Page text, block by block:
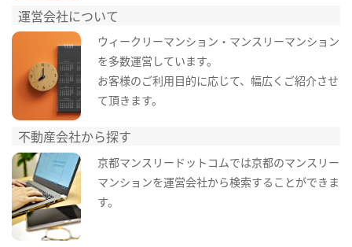
運営会社について
ウィークリーマンション・マンスリーマンション
を多数運営しています。
お客様のご利用目的に応じて、幅広くご紹介させ
て頂きます。
不動産会社から探す
京都マンスリードットコムでは京都のマンスリー
マンションを運営会社から検索することができま
す。